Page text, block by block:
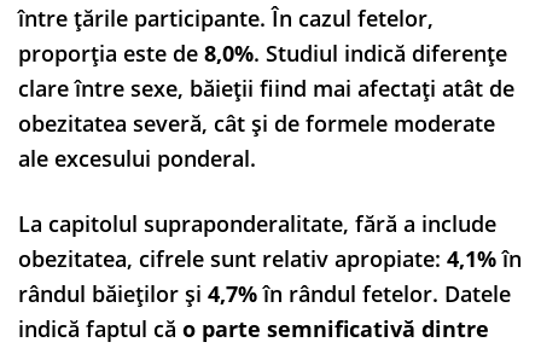
între țările participante. În cazul fetelor,
proporția este de 8,0%. Studiul indică diferențe
clare între sexe, băieții fiind mai afectați atât de
obezitatea severă, cât și de formele moderate
ale excesului ponderal.
La capitolul supraponderalitate, fără a include
obezitatea, cifrele sunt relativ apropiate: 4,1%în
rândul băieților și 4,7%în rândul fetelor. Datele
indică faptul că o parte semnificativă dintre